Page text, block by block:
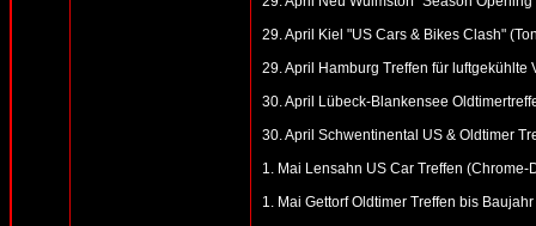
29. April Kiel "US Cars & Bikes Clash"
29. April Hamburg Treffen für
30. April Lübeck-Blankensee
30. April Schwentinental US & Oldtimer
1. Mai Lensahn US Car Treffen (Chrome-
1. Mai Gettorf Oldtimer Treffen bis